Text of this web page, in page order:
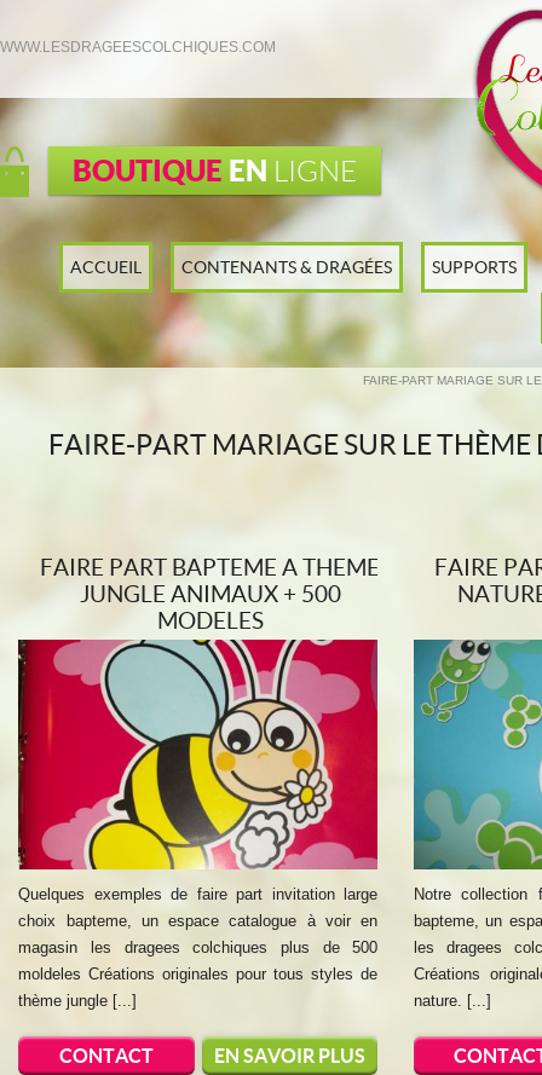
WWW.LESDRAGEESCOLCHIQUES.COM
BOUTIQUE EN LIGNE
ACCUEIL CONTENANTS & DRAGÉES SUPPORTS
FAIRE-PART MARIAGE SUR
FAIRE-PART MARIAGE SUR LE
FAIRE PART BAPTEME A THEME
JUNGLE ANIMAUX + 500
MODELES
Quelques exemples de faire part invitation large
choix bapteme, un espace catalogue à voir en
magasin les dragees colchiques plus de 500
moldeles Créations originales pour tous styles de
thème jungle [...]
CONTACT EN SAVOIR PLUS
FAIRE
Notre collection
bapteme, un
les dragees
Créations
nature. [...]